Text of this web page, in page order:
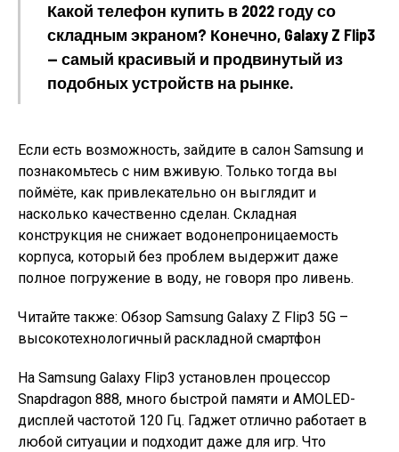
Какой телефон купить в 2022 году со
складным экраном? Конечно, Galaxy Z Flip3
— самый красивый и продвинутый из
подобных устройств на рынке.
Если есть возможность, зайдите в салон Samsung и
познакомьтесь с ним вживую. Только тогда вы
поймёте, как привлекательно он выглядит и
насколько качественно сделан. Складная
конструкция не снижает водонепроницаемость
корпуса, который без проблем выдержит даже
полное погружение в воду, не говоря про ливень.
Читайте также: Обзор Samsung Galaxy Z Flip3 5G –
высокотехнологичный раскладной смартфон
На Samsung Galaxy Flip3 установлен процессор
Snapdragon 888, много быстрой памяти и AMOLED-
дисплей частотой 120 Гц. Гаджет отлично работает в
любой ситуации и подходит даже для игр. Что